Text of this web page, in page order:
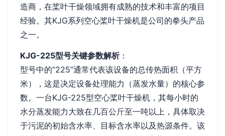
造商，在桨叶干燥领域拥有成熟的技术和丰富的项目
经验。其KJG系列空心桨叶干燥机是公司的拳头产品
之一。
KJG-225型号关键参数解析：
型号中的“225”通常代表该设备的总传热面积（平方
米），这是决定设备处理能力（蒸发水量）的核心参
数。一台KJG-225型空心桨叶干燥机，其每小时的
水分蒸发能力大致在几百公斤至一吨以上，具体取决
于污泥的初始含水率、目标含水率以及热源条件。该